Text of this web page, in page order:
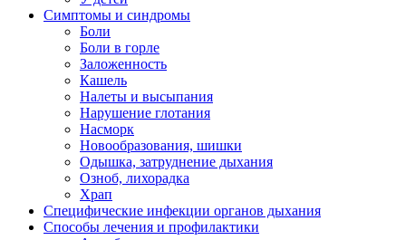
Симптомы и синдромы
Боли
Боли в горле
Заложенность
Кашель
Налеты и высыпания
Нарушение глотания
Насморк
Новообразования, шишки
Одышка, затруднение дыхания
Озноб, лихорадка
Храп
Специфические инфекции органов дыхания
Способы лечения и профилактики